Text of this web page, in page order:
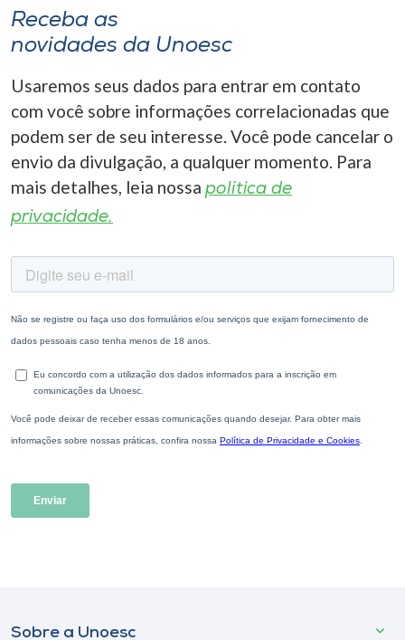
Receba as
novidades da Unoesc
Usaremos seus dados para entrar em contato
com você sobre informações correlacionadas que
podem ser de seu interesse. Você pode cancelar o
envio da divulgação, a qualquer momento. Para
mais detalhes, leia nossa política de
privacidade.
Sobre a Unoesc